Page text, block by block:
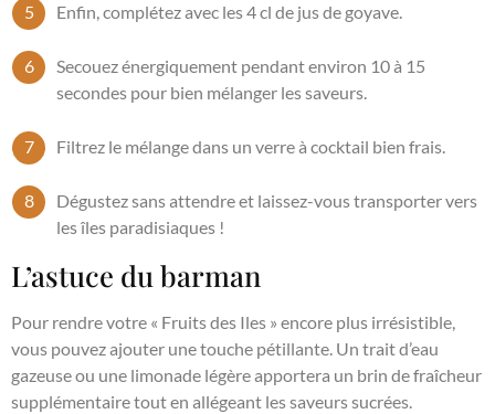
Enfin, complétez avec les 4 cl de jus de goyave.
Secouez énergiquement pendant environ 10 à 15
secondes pour bien mélanger les saveurs.
Filtrez le mélange dans un verre à cocktail bien frais.
Dégustez sans attendre et laissez-vous transporter vers
les îles paradisiaques !
L’astuce du barman
Pour rendre votre « Fruits des Iles » encore plus irrésistible,
vous pouvez ajouter une touche pétillante. Un trait d’eau
gazeuse ou une limonade légère apportera un brin de fraîcheur
supplémentaire tout en allégeant les saveurs sucrées.